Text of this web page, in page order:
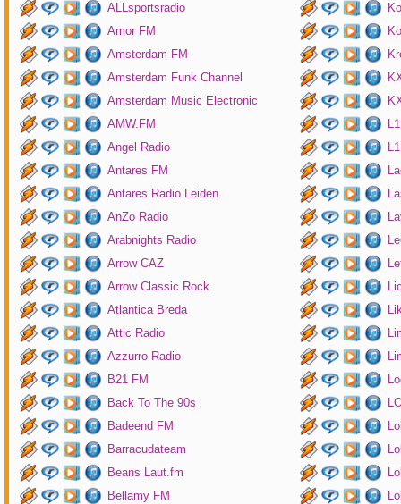
ALLsportsradio
Amor FM
Amsterdam FM
Amsterdam Funk Channel
Amsterdam Music Electronic
AMW.FM
Angel Radio
Antares FM
Antares Radio Leiden
AnZo Radio
Arabnights Radio
Arrow CAZ
Arrow Classic Rock
Atlantica Breda
Attic Radio
Azzurro Radio
B21 FM
Back To The 90s
Badeend FM
Barracudateam
Beans Laut.fm
Bellamy FM